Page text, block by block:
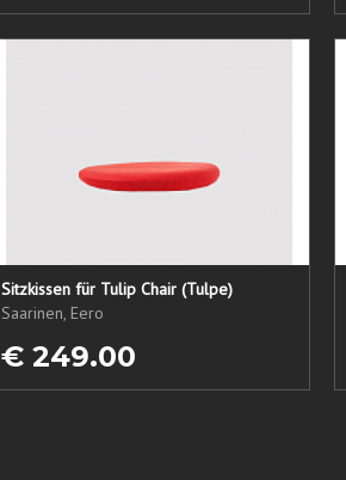
Sitzkissen für Tulip Chair (Tulpe)
Saarinen, Eero
€ 249.00